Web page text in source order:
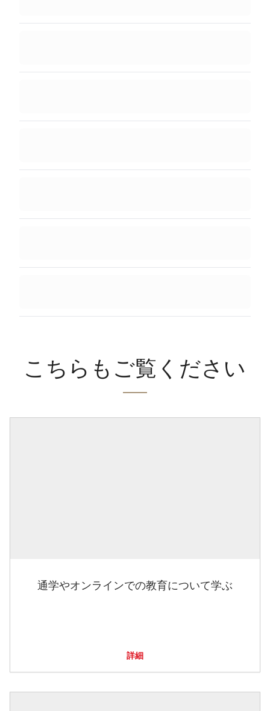
こちらもご覧ください
通学やオンラインでの教育について学ぶ
詳細